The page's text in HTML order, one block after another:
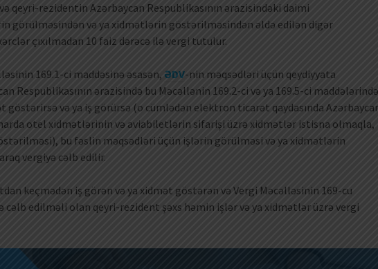
qeyri-rezidentin Azərbaycan Respublikasının ərazisindəki daimi
görülməsindən və ya xidmətlərin göstərilməsindən əldə edilən digər
çıxılmadan 10 faiz dərəcə ilə vergi tutulur.
169.1-ci maddəsinə əsasən, ƏDV-nin məqsədləri üçün qeydiyyata
Respublikasının ərazisində bu Məcəllənin 169.2-ci və ya 169.5-ci maddələrində
göstərirsə və ya iş görürsə (o cümlədən elektron ticarət qaydasında
otel xidmətlərinin və aviabiletlərin sifarişi üzrə xidmətlər istisna olmaqla,
bu fəslin məqsədləri üçün işlərin görülməsi və ya xidmətlərin
vergiyə cəlb edilir.
keçmədən iş görən və ya xidmət göstərən və Vergi Məcəlləsinin 169-cu
cəlb edilməli olan qeyri-rezident şəxs həmin işlər və ya xidmətlər üzrə vergi